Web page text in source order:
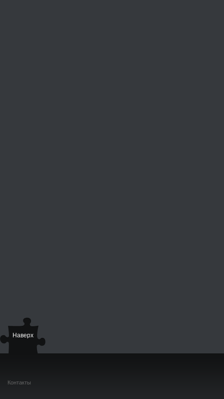
Наверх
Контакты